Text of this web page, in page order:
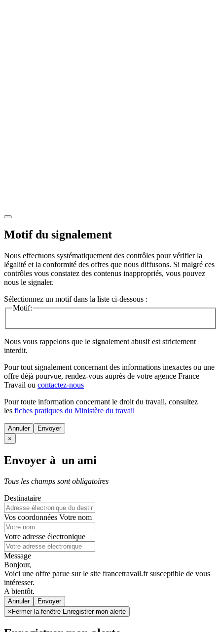
Motif du signalement
Nous effectuons systématiquement des contrôles pour vérifier la
légalité et la conformité des offres que nous diffusons. Si malgré ces
contrôles vous constatez des contenus inappropriés, vous pouvez
nous le signaler.
Sélectionnez un motif dans la liste ci-dessous :
Motif:
Nous vous rappelons que le signalement abusif est strictement
interdit.
Pour tout signalement concernant des informations inexactes ou une
offre déjà pourvue, rendez-vous auprès de votre agence France
Travail ou contactez-nous
Pour toute information concernant le droit du travail, consultez
les fiches pratiques du Ministère du travail
Annuler
×
Envoyer à un ami
Tous les champs sont obligatoires
Destinataire
Vos coordonnées Votre nom
Votre adresse électronique
Message
Bonjour,
Voici une offre parue sur le site francetravail.fr susceptible de vous
intéresser.
A bientôt.
Annuler
× Fermer la fenêtre Enregistrer mon alerte